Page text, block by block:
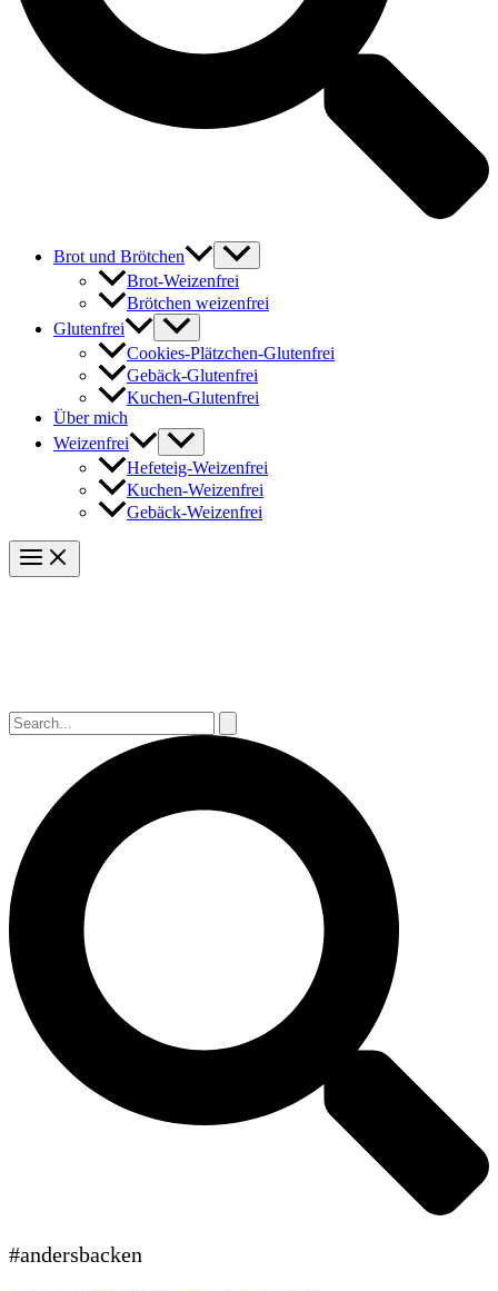
Brot und Brötchen
Brot-Weizenfrei
Brötchen weizenfrei
Glutenfrei
Cookies-Plätzchen-Glutenfrei
Gebäck-Glutenfrei
Kuchen-Glutenfrei
Über mich
Weizenfrei
Hefeteig-Weizenfrei
Kuchen-Weizenfrei
Gebäck-Weizenfrei
Suchen
nach:
#andersbacken